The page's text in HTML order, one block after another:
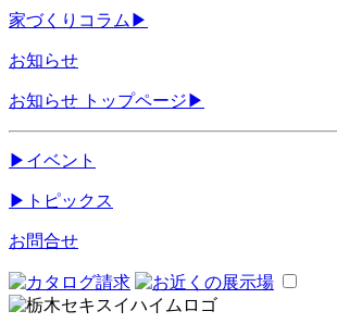
家づくりコラム ▶
お知らせ
お知らせ トップページ ▶
▶ イベント
▶ トピックス
お問合せ